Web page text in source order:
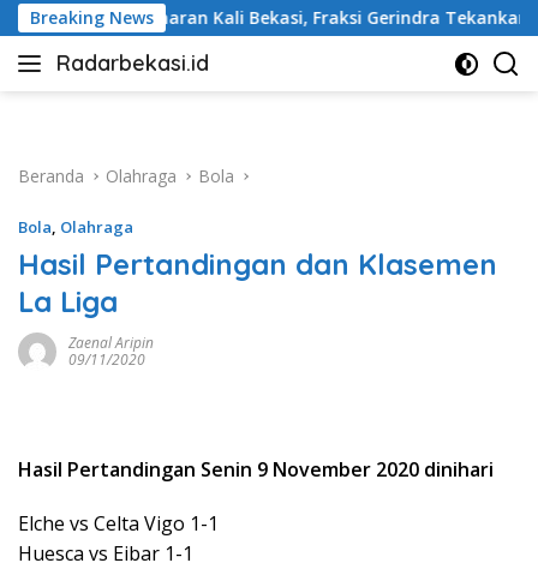
Langsung
ke
konten
Breaking News
Kali Bekasi, Fraksi Gerindra Tekankan Penanganan Serius
Radarbekasi.id
Berita
Beranda
Olahraga Bola
Bola, Olahraga
Hasil Pertandingan dan Klasemen
La Liga
Zaenal Aripin
09/11/2020
Hasil Pertandingan Senin 9 November 2020 dinihari
Elche vs Celta Vigo 1-1
Huesca vs Eibar 1-1